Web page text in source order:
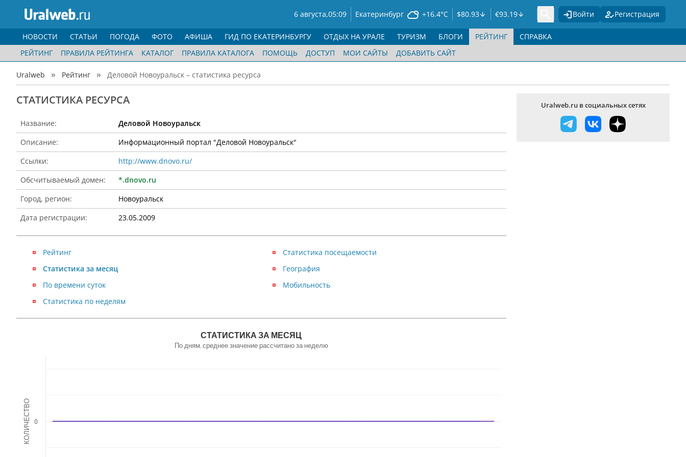
6 августа,05:09 Екатеринбург +16.4°C $80.93 €93.19 Войти Регистрация
НОВОСТИ СТАТЬИ ПОГОДА ФОТО АФИША ГИД ПО ЕКАТЕРИНБУРГУ ОТДЫХ НА УРАЛЕ ТУРИЗМ БЛОГИ
РЕЙТИНГ
РЕЙТИНГ
ПРАВИЛА РЕЙТИНГА КАТАЛОГ ПРАВИЛА КАТАЛОГА ПОМОЩЬ ДОСТУП МОИ САЙТЫ ДОБАВИТЬ САЙТ
СПРАВКА
Uralweb Рейтинг Деловой Новоуральск – статистика ресурса
CТАТИСТИКА РЕСУРСА
Название:
Деловой Новоуральск
Описание:
Информационный портал "Деловой Новоуральск"
Ссылки:
http://www.dnovo.ru/
Обсчитываемый домен:
*.dnovo.ru
Город, регион:
Новоуральск
Дата регистрации:
23.05.2009
Рейтинг
Статистика посещаемости
Статистика за месяц
География
По времени суток
Мобильность
Статистика по неделям
КОЛИЧЕСТВО
СТАТИСТИКА ЗА МЕСЯЦ
По дням, среднее значение рассчитано за неделю
0
Uralweb.ru в социальных сетях